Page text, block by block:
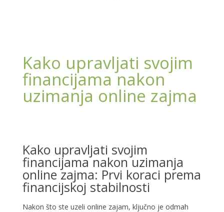
Kako upravljati svojim
financijama nakon
uzimanja online zajma
Kako upravljati svojim
financijama nakon uzimanja
online zajma: Prvi koraci prema
financijskoj stabilnosti
Nakon što ste uzeli online zajam, ključno je odmah